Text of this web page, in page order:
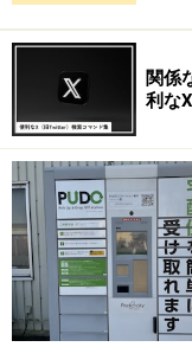
■TimeTree
TimeTree
」は
管理アプリ。「自
た予定」など複数
してくれます。
TimeTreeの紹介
関係
利な